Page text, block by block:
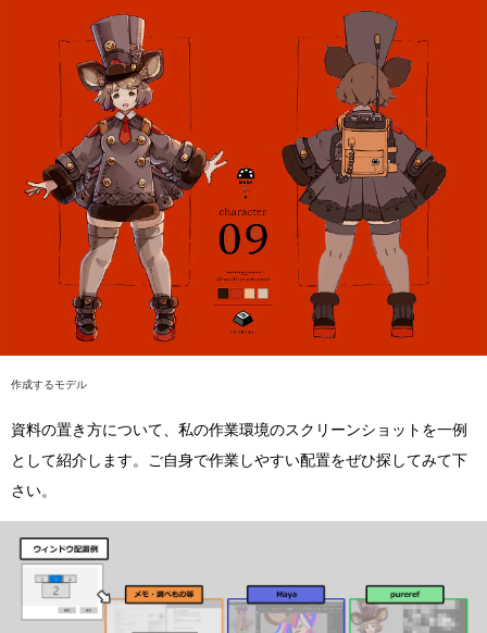
作成するモデル
資料の置き方について、私の作業環境のスクリーンショットを一例
として紹介します。ご自身で作業しやすい配置をぜひ探してみて下
さい。